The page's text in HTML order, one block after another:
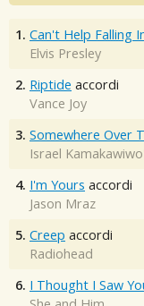
1. Can't Help Falling
Elvis Presley
2. Riptide accordi
Vance Joy
3. Somewhere Over
Israel
4. I'm Yours accordi
Jason Mraz
5. Creep accordi
Radiohead
6. I Thought I Saw